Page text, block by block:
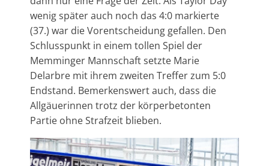
wenig später auch noch das 4:0 markierte
(37.) war die Vorentscheidung gefallen. Den
Schlusspunkt in einem tollen Spiel der
Memminger Mannschaft setzte Marie
Delarbre mit ihrem zweiten Treffer zum 5:0
Endstand. Bemerkenswert auch, dass die
Allgäuerinnen trotz der körperbetonten
Partie ohne Strafzeit blieben.